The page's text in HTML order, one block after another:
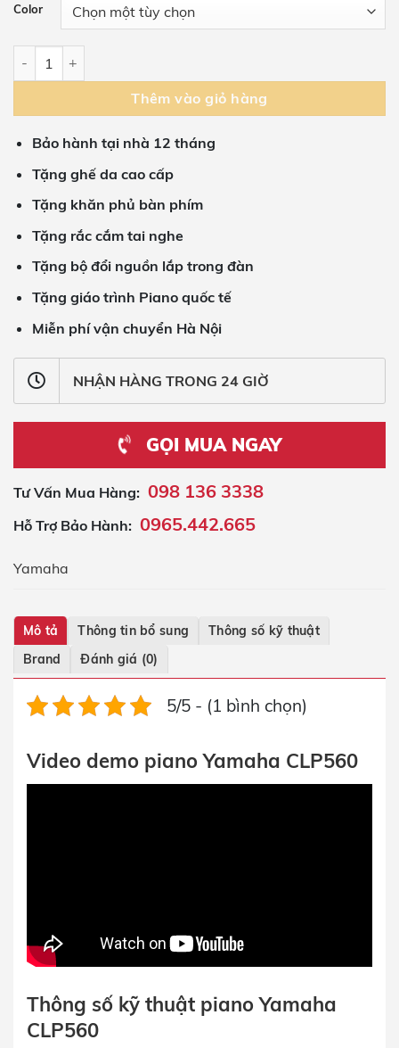
Color
Thêm vào giỏ hàng
Bảo hành tại nhà 12 tháng
Tặng ghế da cao cấp
Tặng khăn phủ bàn phím
Tặng rắc cắm tai nghe
Tặng bộ đổi nguồn lắp trong đàn
Tặng giáo trình Piano quốc tế
Miễn phí vận chuyển Hà Nội
NHẬN HÀNG TRONG 24 GIỜ
GỌI MUA NGAY
Tư Vấn Mua Hàng: 098 136 3338
Hỗ Trợ Bảo Hành: 0965.442.665
Yamaha
Mô tả Thông tin bổ sung
Thông số kỹ thuật
Brand
Đánh giá (0)
5/5 - (1 bình chọn)
Video demo piano Yamaha CLP560
Thông số kỹ thuật piano Yamaha
CLP560